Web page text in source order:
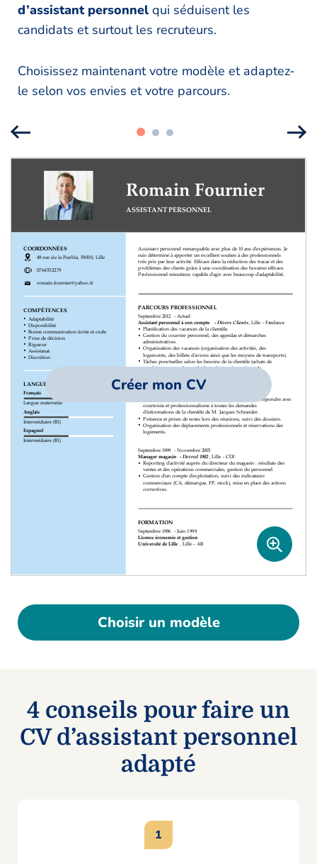
d’assistant personnel qui séduisent les
candidats et surtout les recruteurs.
Choisissez maintenant votre modèle et adaptez-
le selon vos envies et votre parcours.
Créer mon CV
Choisir un modèle
4 conseils pour faire un
CV d’assistant personnel
adapté